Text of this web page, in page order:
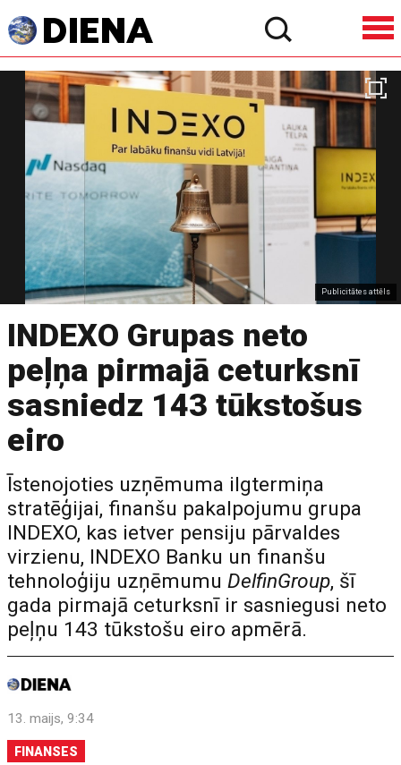
Publicitātes attēls
INDEXO Grupas neto
peļņa pirmajā ceturksnī
sasniedz 143 tūkstošus
eiro
Īstenojoties uzņēmuma ilgtermiņa
stratēģijai, finanšu pakalpojumu grupa
INDEXO, kas ietver pensiju pārvaldes
virzienu, INDEXO Banku un finanšu
tehnoloģiju uzņēmumuDelfinGroup, šī
gada pirmajā ceturksnī ir sasniegusi neto
peļņu 143 tūkstošu eiro apmērā.
13. maijs, 9:34
FINANSES